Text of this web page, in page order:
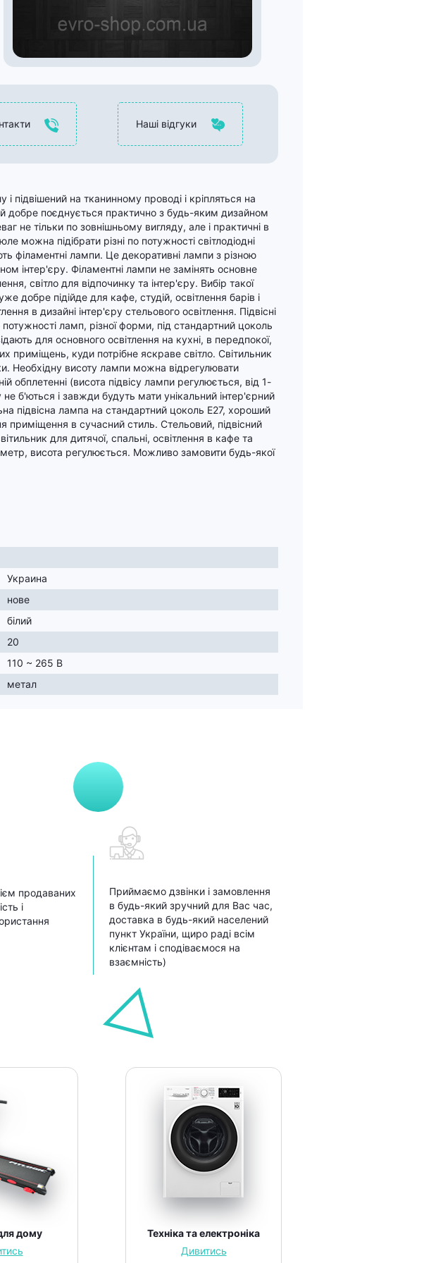
Наші відгуки
підвішений на тканинному проводі і кріпляться на
добре поєднується практично з будь-яким дизайном
не тільки по зовнішньому вигляду, але і практичні в
можна підібрати різні по потужності світлодіодні
філаментні лампи. Це декоративні лампи з різною
інтер'єру. Філаментні лампи не замінять основне
світло для відпочинку та інтер'єру. Вибір такої
добре підійде для кафе, студій, освітлення барів і
в дизайні інтер'єру стельового освітлення. Підвісні
ламп, різної форми, під стандартний цоколь
для основного освітлення на кухні, в передпокої,
приміщень, куди потрібне яскраве світло. Світильник
Необхідну висоту лампи можна відрегулювати
обплетенні (висота підвісу лампи регулюється, від 1-
не б'ються і завжди будуть мати унікальний інтер'єрний
підвісна лампа на стандартний цоколь Е27, хороший
приміщення в сучасний стиль. Стельовий, підвісний
для дитячої, спальні, освітлення в кафе та
висота регулюється. Можливо замовити будь-якої
Украина
нове
білий
20
110 ~ 265 В
метал
продаваних
і
Приймаємо дзвінки і замовлення
в будь-який зручний для Вас час,
доставка в будь-який населений
пункт України, щиро раді всім
клієнтам і сподіваємося на
взаємність)
дому
Техніка та електроніка
Дивитись